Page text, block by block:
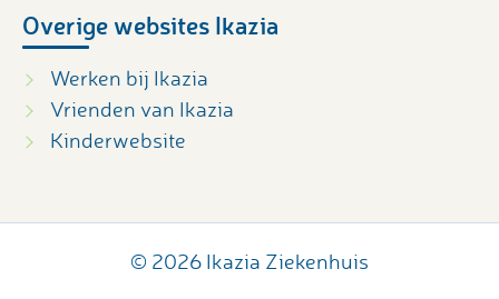
Overige websites Ikazia
Werken bij Ikazia
Vrienden van Ikazia
Kinderwebsite
© 2026 Ikazia Ziekenhuis